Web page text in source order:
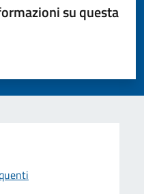
su questa
5